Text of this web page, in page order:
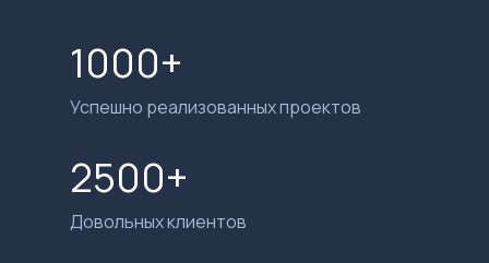
1000+
Успешно реализованных проектов
2500+
Довольных клиентов